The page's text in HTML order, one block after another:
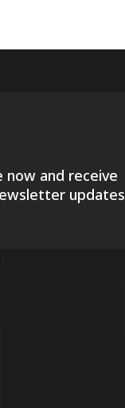
now and receive
updates